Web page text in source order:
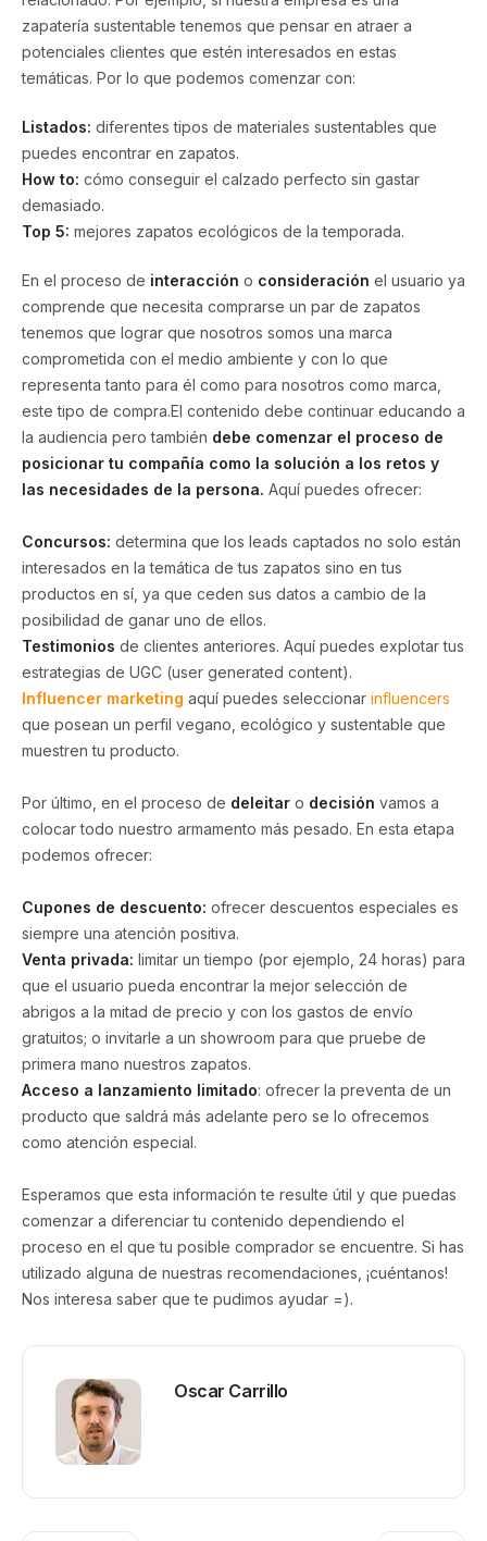
zapatería sustentable tenemos que pensar en atraer a
potenciales clientes que estén interesados en estas
temáticas. Por lo que podemos comenzar con:
Listados: diferentes tipos de materiales sustentables que
puedes encontrar en zapatos.
How to: cómo conseguir el calzado perfecto sin gastar
demasiado.
Top 5: mejores zapatos ecológicos de la temporada.
En el proceso de interacción o consideración el usuario ya
comprende que necesita comprarse un par de zapatos
tenemos que lograr que nosotros somos una marca
comprometida con el medio ambiente y con lo que
representa tanto para él como para nosotros como marca,
este tipo de compra.El contenido debe continuar educando a
la audiencia pero también debe comenzar el proceso de
posicionar tu compañía como la solución a los retos y
las necesidades de la persona. Aquí puedes ofrecer:
Concursos: determina que los leads captados no solo están
interesados en la temática de tus zapatos sino en tus
productos en sí, ya que ceden sus datos a cambio de la
posibilidad de ganar uno de ellos.
Testimonios de clientes anteriores. Aquí puedes explotar tus
estrategias de UGC (user generated content).
Influencer marketing aquí puedes seleccionar influencers
que posean un perfil vegano, ecológico y sustentable que
muestren tu producto.
Por último, en el proceso de deleitar o decisión vamos a
colocar todo nuestro armamento más pesado. En esta etapa
podemos ofrecer:
Cupones de descuento: ofrecer descuentos especiales es
siempre una atención positiva.
Venta privada: limitar un tiempo (por ejemplo, 24 horas) para
que el usuario pueda encontrar la mejor selección de
abrigos a la mitad de precio y con los gastos de envío
gratuitos; o invitarle a un showroom para que pruebe de
primera mano nuestros zapatos.
Acceso a lanzamiento limitado: ofrecer la preventa de un
producto que saldrá más adelante pero se lo ofrecemos
como atención especial.
Esperamos que esta información te resulte útil y que puedas
comenzar a diferenciar tu contenido dependiendo el
proceso en el que tu posible comprador se encuentre. Si has
utilizado alguna de nuestras recomendaciones, ¡cuéntanos!
Nos interesa saber que te pudimos ayudar =).
Oscar Carrillo